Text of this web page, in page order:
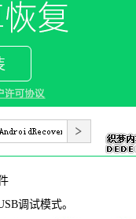
恢
调试模式。